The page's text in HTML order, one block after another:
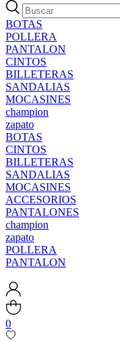
BOTAS
POLLERA
PANTALON
CINTOS
BILLETERAS
SANDALIAS
MOCASINES
champion
zapato
BOTAS
CINTOS
BILLETERAS
SANDALIAS
MOCASINES
ACCESORIOS
PANTALONES
champion
zapato
POLLERA
PANTALON
0